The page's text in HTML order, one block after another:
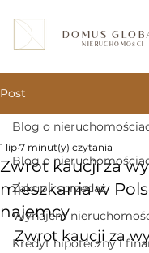
DOMUS
NIERUCHOMOŚCI
Post
Blog o
Zakup i sprzedaż
Wynajem
Kredyt hipoteczny i
Blog o
Zwrot kaucji za
mieszkania w
najemcy
1 lip 7 minut(y) czytania
Zwrot kaucji za